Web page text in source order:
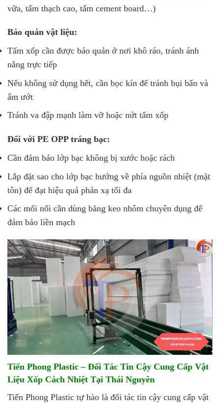
vữa, tấm thạch cao, tấm cement board…)
Bảo quản vật liệu:
Tấm xốp cần được bảo quản ở nơi khô ráo, tránh ánh
nắng trực tiếp
Nếu không sử dụng hết, cần bọc kín để tránh bụi bẩn và
ẩm ướt
Tránh va đập mạnh làm vỡ hoặc nứt tấm xốp
Đối với PE OPP tráng bạc:
Cần đảm bảo lớp bạc không bị xước hoặc rách
Lắp đặt sao cho lớp bạc hướng về phía nguồn nhiệt (mặt
tôn) để đạt hiệu quả phản xạ tối đa
Các mối nối cần dùng băng keo nhôm chuyên dụng để
đảm bảo liền mạch
Tiến Phong Plastic – Đối Tác Tin Cậy Cung Cấp Vật
Liệu Xốp Cách Nhiệt Tại Thái Nguyên
Tiến Phong Plastic tự hào là đối tác tin cậy cung cấp vật